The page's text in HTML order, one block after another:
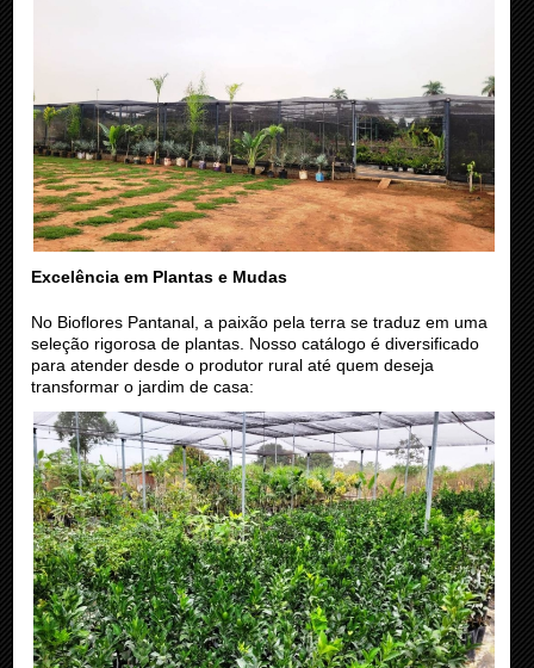
Excelência em Plantas e Mudas
No Bioflores Pantanal, a paixão pela terra se traduz em uma
seleção rigorosa de plantas. Nosso catálogo é diversificado
para atender desde o produtor rural até quem deseja
transformar o jardim de casa: